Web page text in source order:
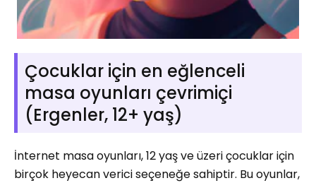
Çocuklar için en eğlenceli
masa oyunları çevrimiçi
(Ergenler, 12+ yaş)
İnternet masa oyunları, 12 yaş ve üzeri çocuklar için
birçok heyecan verici seçeneğe sahiptir. Bu oyunlar,